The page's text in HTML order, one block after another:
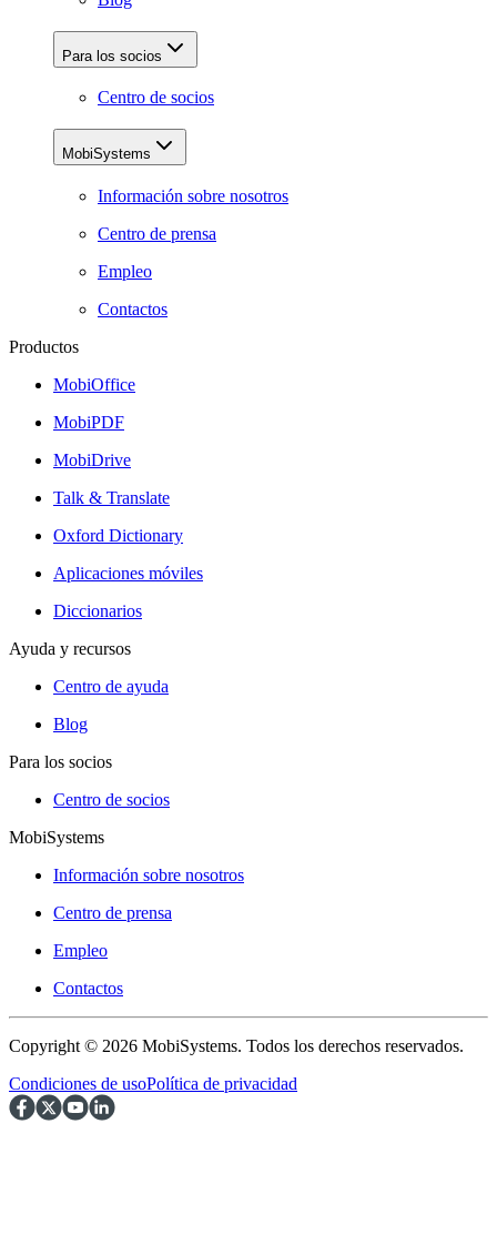
Para los socios
Centro de socios
MobiSystems
Información sobre nosotros
Centro de prensa
Empleo
Contactos
Productos
MobiOffice
MobiPDF
MobiDrive
Talk & Translate
Oxford Dictionary
Aplicaciones móviles
Diccionarios
Ayuda y recursos
Centro de ayuda
Blog
Para los socios
Centro de socios
MobiSystems
Información sobre nosotros
Centro de prensa
Empleo
Contactos
Copyright © 2026 MobiSystems. Todos los derechos reservados.
Condiciones de usoPolítica de privacidad